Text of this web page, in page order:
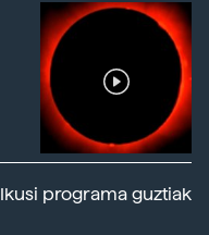
Ikusi programa guztiak